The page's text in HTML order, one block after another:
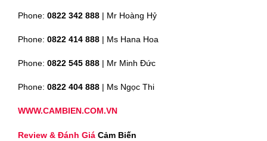
Phone: 0822 342 888 | Mr Hoàng Hỷ
Phone: 0822 414 888 | Ms Hana Hoa
Phone: 0822 545 888 | Mr Minh Đức
Phone: 0822 404 888 | Ms Ngọc Thi
WWW.CAMBIEN.COM.VN
Review & Đánh Giá Cảm Biến